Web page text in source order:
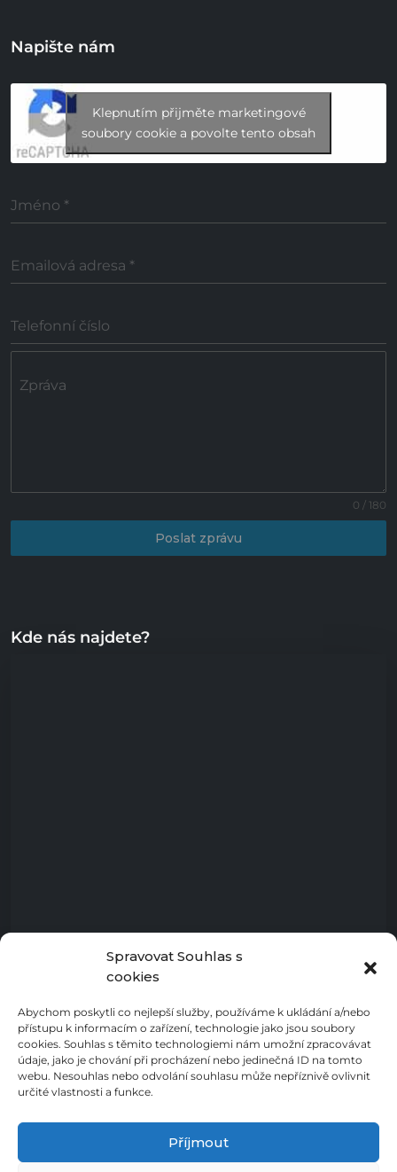
Spravovat Souhlas s
cookies
Abychom poskytli co nejlepší služby, používáme k ukládání a/nebo
přístupu k informacím o zařízení, technologie jako jsou soubory
cookies. Souhlas s těmito technologiemi nám umožní zpracovávat
údaje, jako je chování při procházení nebo jedinečná ID na tomto
webu. Nesouhlas nebo odvolání souhlasu může nepříznivě ovlivnit
určité vlastnosti a funkce.
Příjmout
Napište nám
Klepnutím přijměte marketingové
soubory cookie a povolte tento obsah
Jméno *
Emailová adresa *
Telefonní číslo
Zpráva
0 / 180
Poslat zprávu
Kde nás najdete?